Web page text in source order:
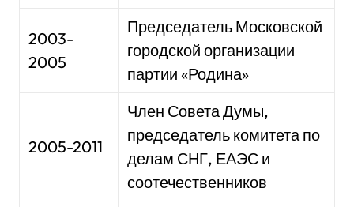
2003-
2005
Председатель Московской
городской организации
партии «Родина»
2005-2011
Член Совета Думы,
председатель комитета по
делам СНГ, ЕАЭС и
соотечественников